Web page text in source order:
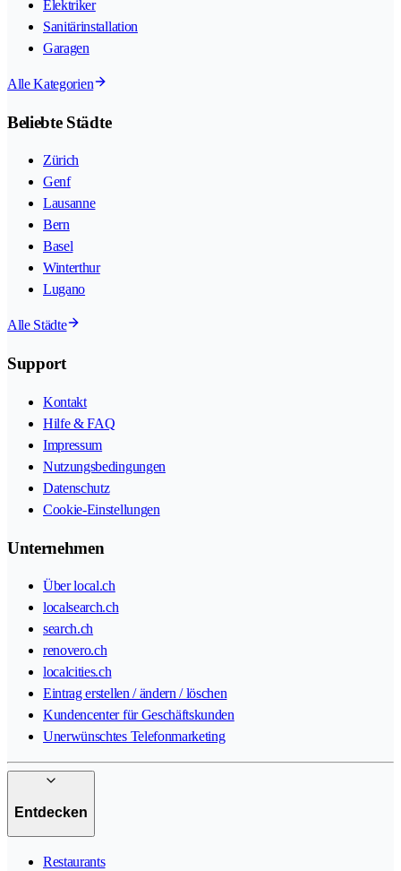
Elektriker
Sanitärinstallation
Garagen
Alle Kategorien
Beliebte Städte
Zürich
Genf
Lausanne
Bern
Basel
Winterthur
Lugano
Alle Städte
Support
Kontakt
Hilfe & FAQ
Impressum
Nutzungsbedingungen
Datenschutz
Cookie-Einstellungen
Unternehmen
Über local.ch
localsearch.ch
search.ch
renovero.ch
localcities.ch
Eintrag erstellen / ändern / löschen
Kundencenter für Geschäftskunden
Unerwünschtes Telefonmarketing
Entdecken
Restaurants